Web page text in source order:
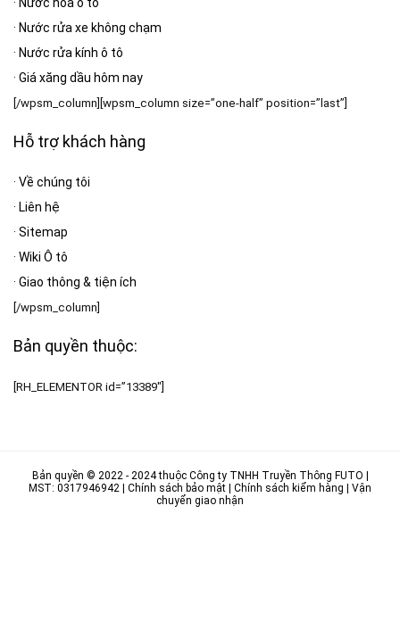
· Nước hoa ô tô
· Nước rửa xe không chạm
· Nước rửa kính ô tô
· Giá xăng dầu hôm nay
[/wpsm_column][wpsm_column size=”one-half” position=”last”]
Hỗ trợ khách hàng
· Về chúng tôi
· Liên hệ
· Sitemap
· Wiki Ô tô
· Giao thông & tiện ích
[/wpsm_column]
Bản quyền thuộc:
[RH_ELEMENTOR id=”13389″]
Bản quyền © 2022 - 2024 thuộc Công ty TNHH Truyền Thông FUTO
MST: 0317946942 | Chính sách bảo mật Chính sách kiểm hàng
Vận
chuyển giao nhận